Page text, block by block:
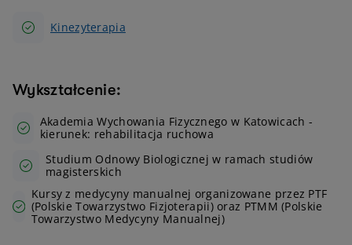
Kinezyterapia
Wykształcenie:
Akademia Wychowania Fizycznego w Katowicach -
kierunek: rehabilitacja ruchowa
Studium Odnowy Biologicznej w ramach studiów
magisterskich
Kursy z medycyny manualnej organizowane przez PTF
(Polskie Towarzystwo Fizjoterapii) oraz PTMM (Polskie
Towarzystwo Medycyny Manualnej)